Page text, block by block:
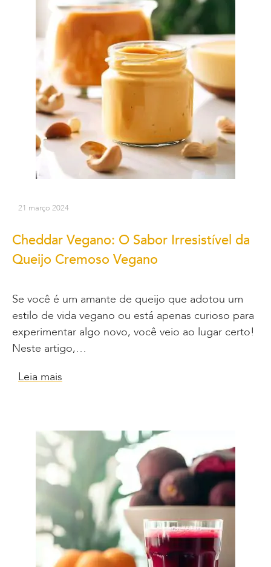
21 março 2024
Cheddar Vegano: O Sabor Irresistível da
Queijo Cremoso Vegano
Se você é um amante de queijo que adotou um
estilo de vida vegano ou está apenas curioso para
experimentar algo novo, você veio ao lugar certo!
Neste artigo,…
Leia mais